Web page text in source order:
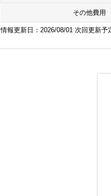
その他費用
情報更新日：2026/08/01 次回更新